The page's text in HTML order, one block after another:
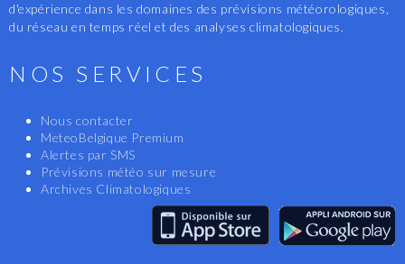
d'expérience dans les domaines des prévisions météorologiques,
du réseau en temps réel et des analyses climatologiques.
NOS SERVICES
Nous contacter
MeteoBelgique Premium
Alertes par SMS
Prévisions météo sur mesure
Archives Climatologiques